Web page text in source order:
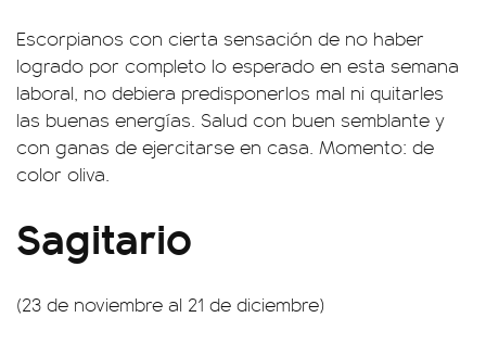
Escorpianos con cierta sensación de no haber
logrado por completo lo esperado en esta semana
laboral, no debiera predisponerlos mal ni quitarles
las buenas energías. Salud con buen semblante y
con ganas de ejercitarse en casa. Momento: de
color oliva.
Sagitario
(23 de noviembre al 21 de diciembre)